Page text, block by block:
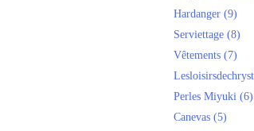
Hardanger (9)
Serviettage (8)
Vêtements (7)
Perles Miyuki (6)
Canevas (5)